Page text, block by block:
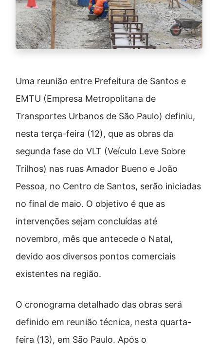
Uma reunião entre Prefeitura de Santos e
EMTU (Empresa Metropolitana de
Transportes Urbanos de São Paulo) definiu,
nesta terça-feira (12), que as obras da
segunda fase do VLT (Veículo Leve Sobre
Trilhos) nas ruas Amador Bueno e João
Pessoa, no Centro de Santos, serão iniciadas
no final de maio. O objetivo é que as
intervenções sejam concluídas até
novembro, mês que antecede o Natal,
devido aos diversos pontos comerciais
existentes na região.
O cronograma detalhado das obras será
definido em reunião técnica, nesta quarta-
feira (13), em São Paulo. Após o